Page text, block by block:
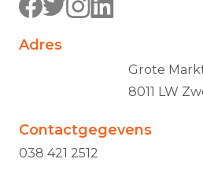
Adres
Grote
8011 LW
Contactgegevens
038 421 2512